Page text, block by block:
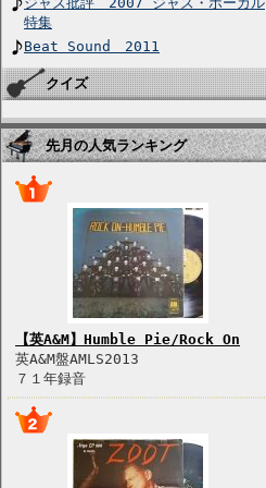
特集
Beat Sound 2011
クイズ
先月の人気ランキング
【英A&M】Humble Pie/Rock On
英A&M盤AMLS2013
７１年録音